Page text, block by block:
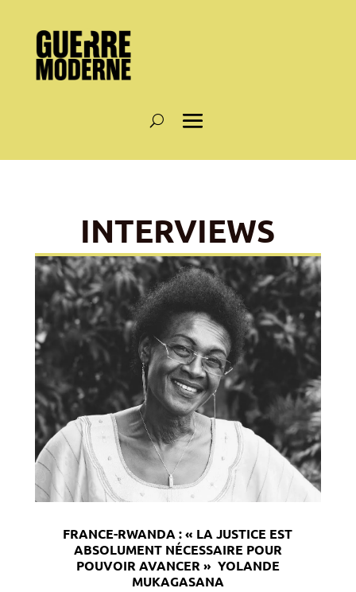
INTERVIEWS
FRANCE-RWANDA : « LA JUSTICE EST
ABSOLUMENT NÉCESSAIRE POUR
POUVOIR AVANCER » ­ YOLANDE
MUKAGASANA